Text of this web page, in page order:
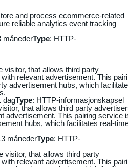
and process ecommerce-related
reliable analytics event tracking
månederType: HTTP-
visitor, that allows third party
relevant advertisement. This
advertisement hubs, which
dagType: HTTP-informasjonskapsel
that allows third party
advertisement. This pairing service
hubs, which facilitates real-
månederType: HTTP-
visitor, that allows third party
relevant advertisement. This